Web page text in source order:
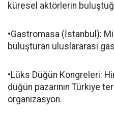
küresel aktörlerin
•Gastromasa (İstanbul):
buluşturan uluslararası
•Lüks Düğün Kongreleri:
düğün pazarının Türkiye
organizasyon.